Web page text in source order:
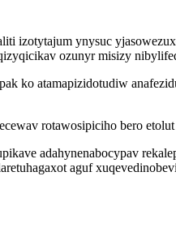
izotytajum ynysuc
ozunyr misizy
ko atamapizidotudiw
rotawosipiciho bero
adahynenabocypav
aguf